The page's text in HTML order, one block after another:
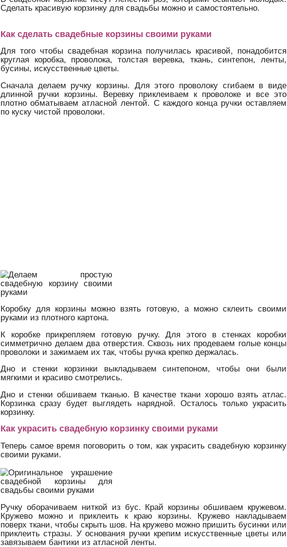
Сделать красивую корзинку для свадьбы можно и самостоятельно.
Как сделать свадебные корзины своими руками
Для того чтобы свадебная корзина получилась красивой, понадобится
круглая коробка, проволока, толстая веревка, ткань, синтепон, ленты,
бусины, искусственные цветы.
Сначала делаем ручку корзины. Для этого проволоку сгибаем в виде
длинной ручки корзины. Веревку приклеиваем к проволоке и все это
плотно обматываем атласной лентой. С каждого конца ручки оставляем
по куску чистой проволоки.
Коробку для корзины можно взять готовую, а можно склеить своими
руками из плотного картона.
К коробке прикрепляем готовую ручку. Для этого в стенках коробки
симметрично делаем два отверстия. Сквозь них продеваем голые концы
проволоки и зажимаем их так, чтобы ручка крепко держалась.
Дно и стенки корзинки выкладываем синтепоном, чтобы они были
мягкими и красиво смотрелись.
Дно и стенки обшиваем тканью. В качестве ткани хорошо взять атлас.
Корзинка сразу будет выглядеть нарядной. Осталось только украсить
корзинку.
Как украсить свадебную корзинку своими руками
Теперь самое время поговорить о том, как украсить свадебную корзинку
своими руками.
Ручку оборачиваем ниткой из бус. Край корзины обшиваем кружевом.
Кружево можно и приклеить к краю корзины. Кружево накладываем
поверх ткани, чтобы скрыть шов. На кружево можно пришить бусинки или
приклеить стразы. У основания ручки крепим искусственные цветы или
завязываем бантики из атласной ленты.